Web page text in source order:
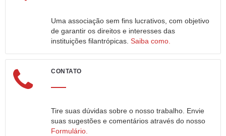
Uma associação sem fins lucrativos, com objetivo
de garantir os direitos e interesses das
instituições filantrópicas. Saiba como.
CONTATO
Tire suas dúvidas sobre o nosso trabalho. Envie
suas sugestões e comentários através do nosso
Formulário.